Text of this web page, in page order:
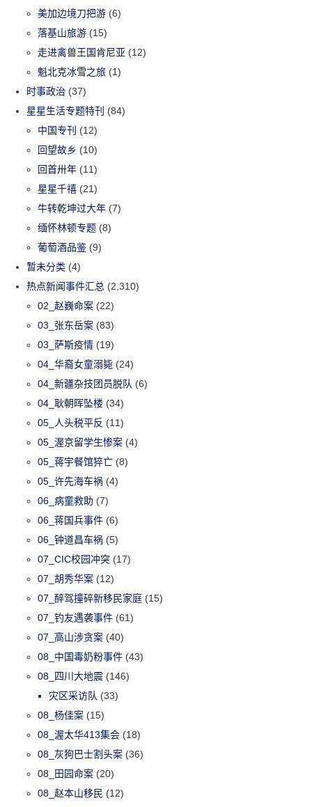
美加边境刀把游 (6)
落基山旅游 (15)
走进禽兽王国肯尼亚 (12)
魁北克冰雪之旅 (1)
时事政治 (37)
星星生活专题特刊 (84)
中国专刊 (12)
回望故乡 (10)
回首卅年 (11)
星星千禧 (21)
牛转乾坤过大年 (7)
缅怀林顿专题 (8)
葡萄酒品鉴 (9)
暂未分类 (4)
热点新闻事件汇总 (2,310)
02_赵巍命案 (22)
03_张东岳案 (83)
03_萨斯疫情 (19)
04_华裔女童溺毙 (24)
04_新疆杂技团员脱队 (6)
04_耿朝晖坠楼 (34)
05_人头税平反 (11)
05_渥京留学生惨案 (4)
05_蒋宇餐馆猝亡 (8)
05_许先海车祸 (4)
06_病童救助 (7)
06_蒋国兵事件 (6)
06_钟道昌车祸 (5)
07_CIC校园冲突 (17)
07_胡秀华案 (12)
07_醉驾撞碎新移民家庭 (15)
07_钓友遇袭事件 (61)
07_高山涉贪案 (40)
08_中国毒奶粉事件 (43)
08_四川大地震 (146)
灾区采访队 (33)
08_杨佳案 (15)
08_渥太华413集会 (18)
08_灰狗巴士割头案 (36)
08_田园命案 (20)
08_赵本山移民 (12)